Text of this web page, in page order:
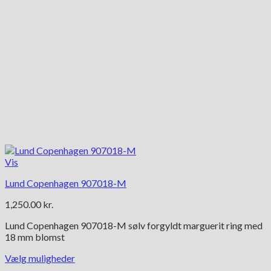
Vis
Lund Copenhagen 907018-M
1,250.00 kr.
Lund Copenhagen 907018-M sølv forgyldt marguerit ring med
18 mm blomst
Vælg muligheder